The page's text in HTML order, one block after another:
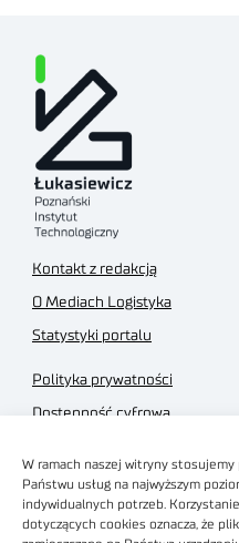
W ramach naszej witryny
Państwu usług na najwyższym
indywidualnych potrzeb.
dotyczących cookies oznacza, że
Kontakt z redakcją
O Mediach Logistyka
Statystyki portalu
Polityka prywatności
Dostępność cyfrowa
Regulamin sklepu